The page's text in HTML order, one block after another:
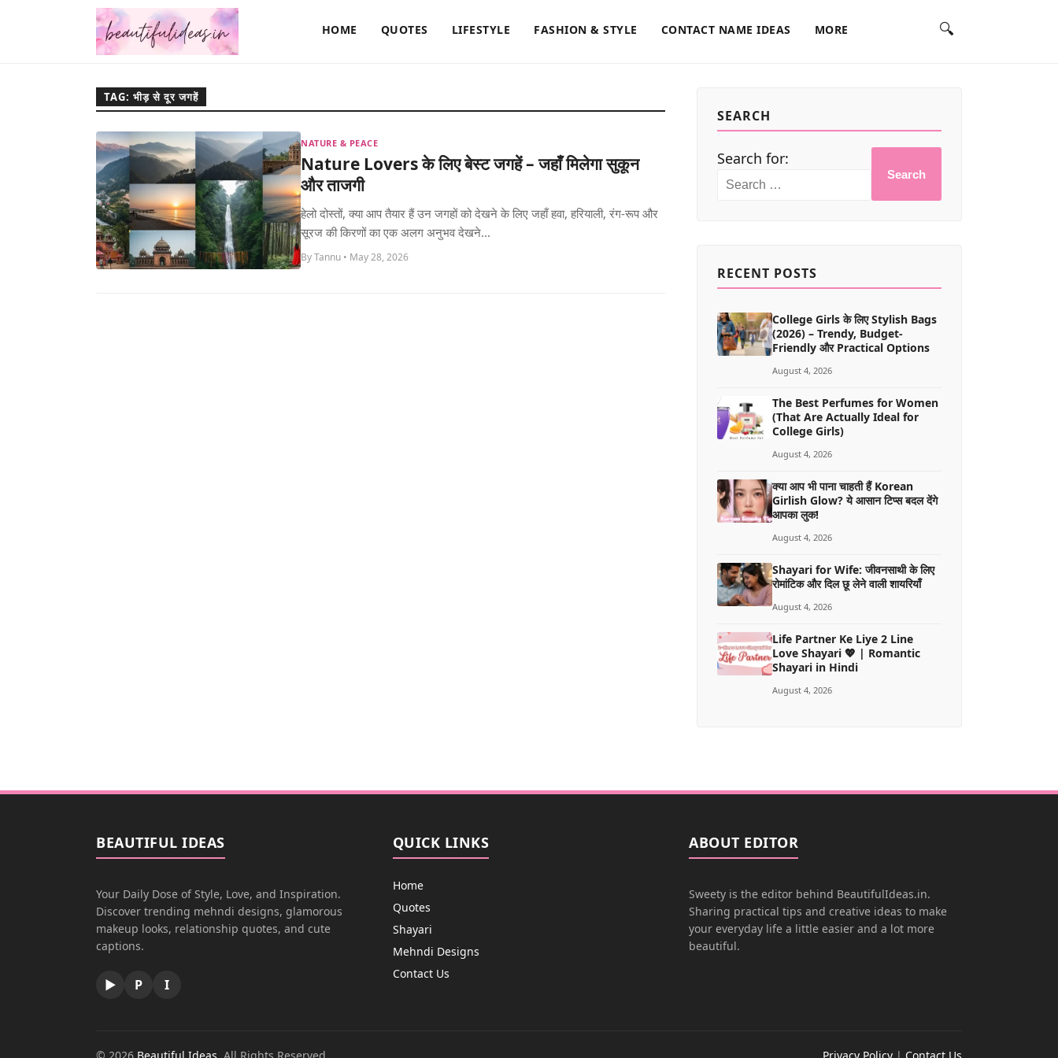
HOME QUOTES LIFESTYLE FASHION & STYLE CONTACT NAME IDEAS MORE 🔍
TAG: भीड़ से दूर जगहें
NATURE & PEACE
Nature Lovers के लिए बेस्ट जगहें – जहाँ मिलेगा सुकून
और ताजगी
हेलो दोस्तों, क्या आप तैयार हैं उन जगहों को देखने के लिए जहाँ हवा, हरियाली, रंग-रूप और
सूरज की किरणों का एक अलग अनुभव देखने...
By Tannu • May 28, 2026
SEARCH
Search for:
Search
RECENT POSTS
College Girls के लिए Stylish Bags
(2026) – Trendy, Budget-
Friendly और Practical Options
August 4, 2026
The Best Perfumes for Women
(That Are Actually Ideal for
College Girls)
August 4, 2026
क्या आप भी पाना चाहती हैं Korean
Girlish Glow? ये आसान टिप्स बदल देंगे
आपका लुक!
August 4, 2026
Shayari for Wife: जीवनसाथी के लिए
रोमांटिक और दिल छू लेने वाली शायरियाँ
August 4, 2026
Life Partner Ke Liye 2 Line
Love Shayari 💖 | Romantic
Shayari in Hindi
August 4, 2026
BEAUTIFUL IDEAS
Your Daily Dose of Style, Love, and Inspiration.
Discover trending mehndi designs, glamorous
makeup looks, relationship quotes, and cute
captions.
▶ P I
QUICK LINKS
Home
Quotes
Shayari
Mehndi Designs
Contact Us
ABOUT EDITOR
Sweety is the editor behind BeautifulIdeas.in.
Sharing practical tips and creative ideas to make
your everyday life a little easier and a lot more
beautiful.